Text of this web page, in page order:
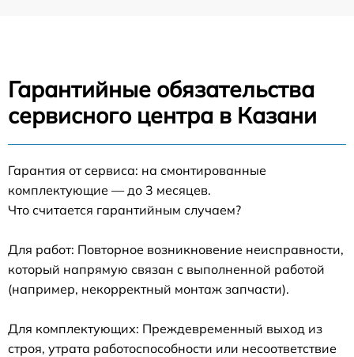
Гарантийные обязательства
сервисного центра в Казани
Гарантия от сервиса: на смонтированные
комплектующие — до 3 месяцев.
Что считается гарантийным случаем?
Для работ: Повторное возникновение неисправности,
который напрямую связан с выполненной работой
(например, некорректный монтаж запчасти).
Для комплектующих: Преждевременный выход из
строя, утрата работоспособности или несоответствие